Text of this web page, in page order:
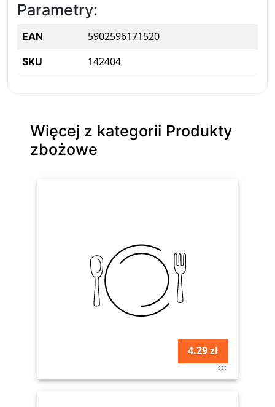
Parametry:
EAN 5902596171520
SKU 142404
Więcej z kategorii Produkty
zbożowe
4.29 zł
szt